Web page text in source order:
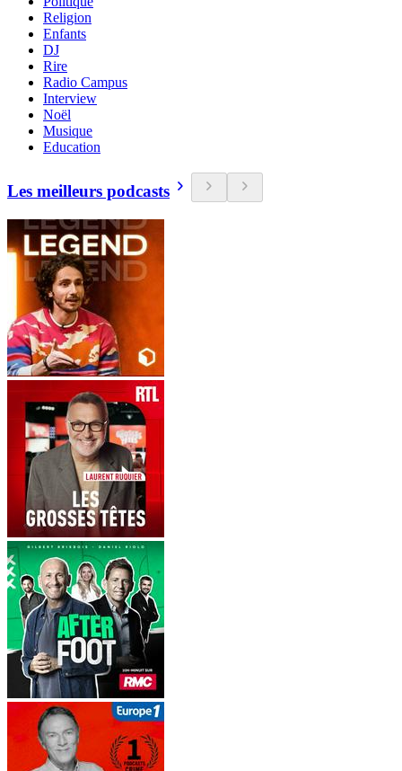
Religion
Enfants
DJ
Rire
Radio Campus
Interview
Noël
Musique
Education
Les meilleurs podcasts